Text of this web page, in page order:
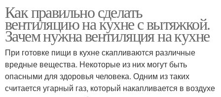
Как правильно сделать
вентиляцию на кухне с вытяжкой.
Зачем нужна вентиляция на кухне
При готовке пищи в кухне скапливаются различные
вредные вещества. Некоторые из них могут быть
опасными для здоровья человека. Одним из таких
считается угарный газ, который накапливается в воздухе